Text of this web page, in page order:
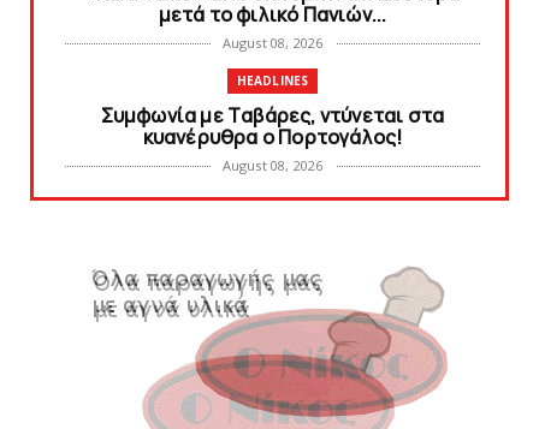
μετά το φιλικό Πανιών...
August 08, 2026
HEADLINES
Συμφωνία με Tαβάρες, ντύνεται στα
κυανέρυθρα ο Πορτογάλος!
August 08, 2026
SLIDE
August 08, 2026
SUPERLEAGUE2
SL2: Η μέρα και ο τόπος της κλήρωσης του
πρωταθλήματος
August 08, 2026